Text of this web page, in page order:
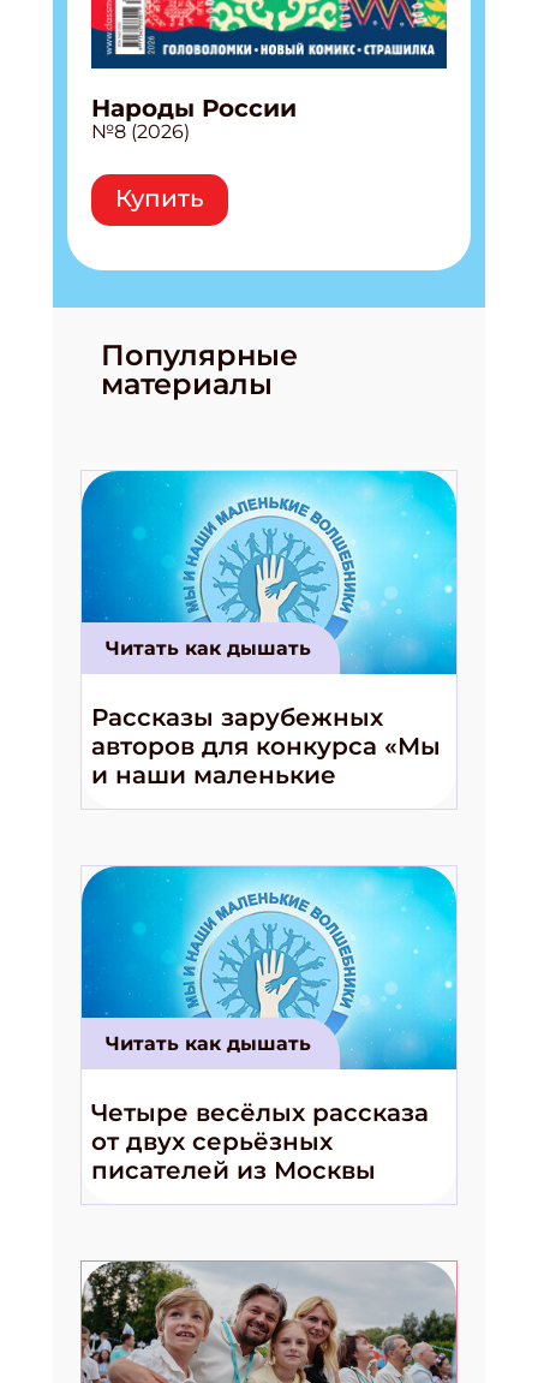
Народы России
№8 (2026)
Купить
Популярные
материалы
Читать как дышать
Рассказы зарубежных
авторов для конкурса «Мы
и наши маленькие
волшебники!»
Читать как дышать
Четыре весёлых рассказа
от двух серьёзных
писателей из Москвы